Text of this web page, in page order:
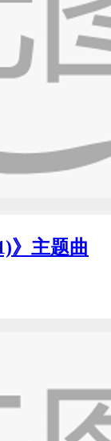
》主题曲